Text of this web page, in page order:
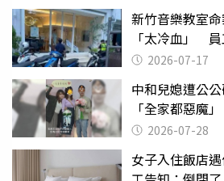
新竹音樂教室
「太冷血」
2026-07-17
中和兒媳遭公
「全家都惡魔
摔東西
2026-07-28
女子入住飯店